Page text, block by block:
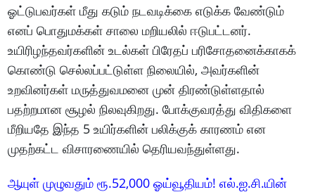
ஓட்டுபவர்கள் மீது கடும் நடவடிக்கை எடுக்க வேண்டும்
எனப் பொதுமக்கள் சாலை மறியலில் ஈடுபட்டனர்.
உயிரிழந்தவர்களின் உடல்கள் பிரேதப் பரிசோதனைக்காகக்
கொண்டு செல்லப்பட்டுள்ள நிலையில், அவர்களின்
உறவினர்கள் மருத்துவமனை முன் திரண்டுள்ளதால்
பதற்றமான சூழல் நிலவுகிறது. போக்குவரத்து விதிகளை
மீறியதே இந்த 5 உயிர்களின் பலிக்குக் காரணம் என
முதற்கட்ட விசாரணையில் தெரியவந்துள்ளது.
ஆயுள் முழுவதும் ரூ.52,000 ஓய்வூதியம்! எல்.ஐ.சி.யின்